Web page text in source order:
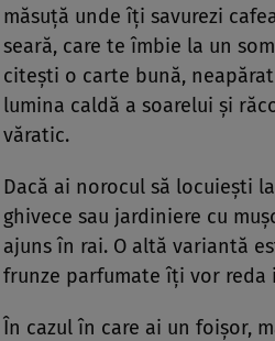
măsuță unde îți savurezi
seară, care te îmbie la un
citești o carte bună,
lumina caldă a soarelui și
văratic.
Dacă ai norocul să locuiești
ghivece sau jardiniere cu
ajuns în rai. O altă variantă
frunze parfumate îți vor reda
În cazul în care ai un foișor,